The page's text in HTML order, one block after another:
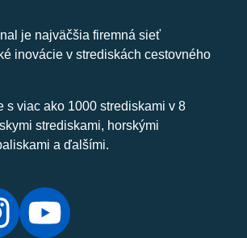
je najväčšia firemná sieť
inovácie v strediskách cestovného
s viac ako 1000 strediskami v 8
strediskami, horskými
a ďalšími.